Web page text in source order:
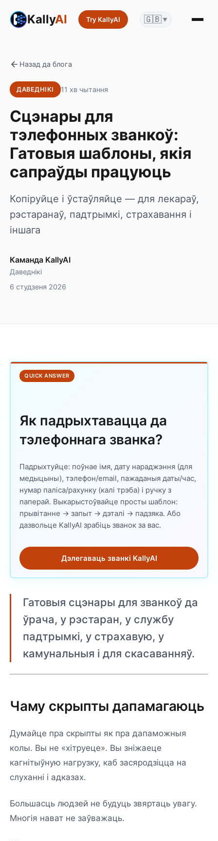
KallyAI Try KallyAI 🇬🇧 ▼
Назад да блога
ДАВЕДНІКІ 11 хв чытання
Сцэнары для
тэлефонных званкоў:
Гатовыя шаблоны, якія
сапраўды працуюць
Копіруйце і ўстаўляйце — для лекараў,
рэстаранаў, падтрымкі, страхавання і
іншага
Каманда KallyAI
Даведнікі
6 студзеня 2026
QUICK ANSWER
Як падрыхтавацца да
тэлефоннага званка?
Падрыхтуйце: поўнае імя, дату нараджэння (для
медыцыны), тэлефон/email, пажаданыя даты/час,
нумар паліса/рахунку (калі трэба) і ручку з
паперай. Выкарыстоўвайце просты шаблон:
прывітанне -> запыт -> дэталі -> падзяка. Або
дазвольце KallyAI зрабіць званок за вас.
Дэлегаваць званкі KallyAI
Гатовыя сцэнары для званкоў да
ўрача, у рэстаран, у службу
падтрымкі, у страхавую, у
камунальныя і для скасаванняў.
Чаму скрыпты дапамагаюць
Думайце пра скрыпты як пра дапаможныя
колы. Вы не «хітруеце». Вы зніжаеце
кагнітыўную нагрузку, каб засяродзіцца на
слуханні і адказах.
Большасць людзей не будуць звяртаць увагу.
Многія нават не заўважаць.